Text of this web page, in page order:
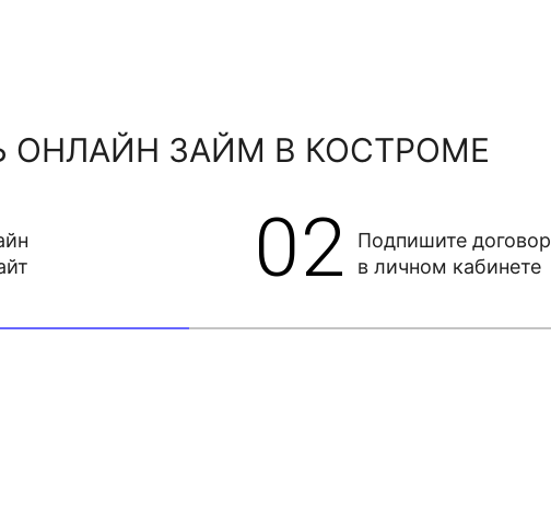
ОНЛАЙН ЗАЙМ В КОСТРОМЕ
02
Подпишите договор
в личном кабинете